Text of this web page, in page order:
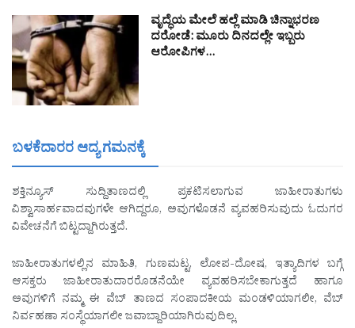
ವೃದ್ಧೆಯ ಮೇಲೆ ಹಲ್ಲೆ ಮಾಡಿ ಚಿನ್ನಾಭರಣ
ದರೋಡೆ: ಮೂರು ದಿನದಲ್ಲೇ ಇಬ್ಬರು
ಆರೋಪಿಗಳ…
ಬಳಕೆದಾರರ ಆದ್ಯ ಗಮನಕ್ಕೆ
ಶಕ್ತಿನ್ಯೂಸ್ ಸುದ್ದಿತಾಣದಲ್ಲಿ ಪ್ರಕಟಿಸಲಾಗುವ ಜಾಹೀರಾತುಗಳು
ವಿಶ್ವಾಸಾರ್ಹವಾದವುಗಳೇ ಆಗಿದ್ದರೂ, ಅವುಗಳೊಡನೆ ವ್ಯವಹರಿಸುವುದು ಓದುಗರ
ವಿವೇಚನೆಗೆ ಬಿಟ್ಟದ್ದಾಗಿರುತ್ತದೆ.
ಜಾಹೀರಾತುಗಳಲ್ಲಿನ ಮಾಹಿತಿ, ಗುಣಮಟ್ಟ, ಲೋಪ-ದೋಷ, ಇತ್ಯಾದಿಗಳ ಬಗ್ಗೆ
ಆಸಕ್ತರು ಜಾಹೀರಾತುದಾರರೊಡನೆಯೇ ವ್ಯವಹರಿಸಬೇಕಾಗುತ್ತದೆ ಹಾಗೂ
ಅವುಗಳಿಗೆ ನಮ್ಮ ಈ ವೆಬ್ ತಾಣದ ಸಂಪಾದಕೀಯ ಮಂಡಳಿಯಾಗಲೀ, ವೆಬ್
ನಿರ್ವಹಣಾ ಸಂಸ್ಥೆಯಾಗಲೀ ಜವಾಬ್ದಾರಿಯಾಗಿರುವುದಿಲ್ಲ.